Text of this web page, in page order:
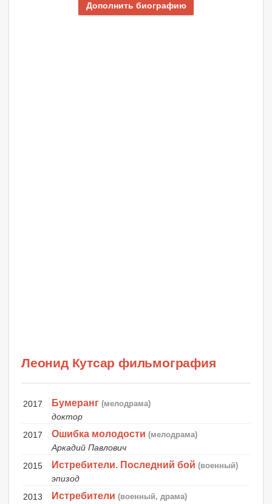
Дополнить биографию
Леонид Кутсар фильмография
2017 Бумеранг (мелодрама)
доктор
2017
Ошибка молодости (мелодрама)
Аркадий Павлович
2015
Истребители. Последний бой (военный)
эпизод
2013
Истребители (военный, драма)